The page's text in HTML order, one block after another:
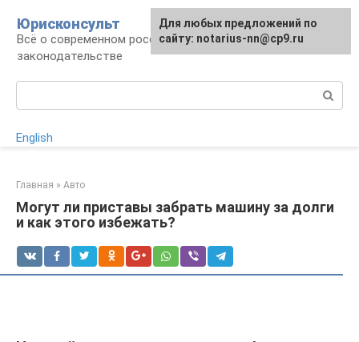
контенту
Юрисконсульт
Всё о современном российском
законодательстве
English
Главная » Авто
Могут ли приставы забрать машину за долги
и как этого избежать?
Для любых предложений по
сайту: notarius-nn@cp9.ru